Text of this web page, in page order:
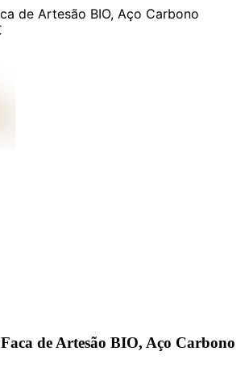
de Artesão BIO, Aço Carbono
de Artesão BIO, Aço Carbono